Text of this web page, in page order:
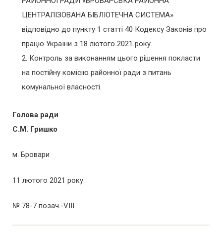
ЦЕНТРАЛІЗОВАНА БІБЛІОТЕЧНА СИСТЕМА»
відповідно до пункту 1 статті 40 Кодексу Законів про
працю України з 18 лютого 2021 року.
Контроль за виконанням цього рішення покласти
на постійну комісію районної ради з питань
комунальної власності.
Голова ради
С.М. Гришко
м. Бровари
11 лютого 2021 року
№ 78-7 позач.-VІІІ